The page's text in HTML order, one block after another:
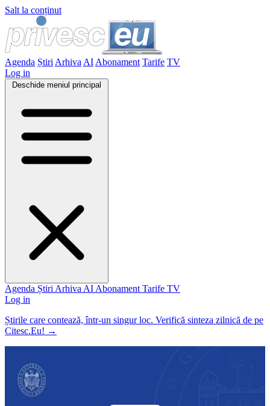
Salt la conținut
Agenda Știri Arhiva AI Abonament Tarife TV
Log in
Deschide meniul principal
Agenda Știri Arhiva AI Abonament Tarife TV
Log in
Știrile care contează, într-un singur loc. Verifică sinteza zilnică de pe
Citesc.Eu! →